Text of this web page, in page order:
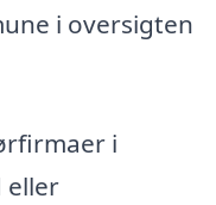
i oversigten
i
eller